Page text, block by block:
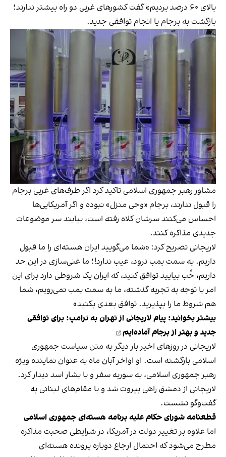
بالای ۶۰ درصد بردیم» گفت کشورهای غربی دو راه بیشتر ندارند؛
بازگشت به برجام یا انجام توافقی جدید.
مشاور رهبر جمهوری اسلامی تاکید کرد اگر طرف‌های غربی برجام
را قبول ندارند، برجام «وحی منزل» نبوده و اگر آمریکایی‌ها
احساس می‌کنند سرشان کلاه رفته است، بیایند سر موضوعات
جدیدی مذاکره کنند.
لاریجانی تصریح کرد: «شما می‌گویید ایران هسته‌ای را ما قبول
داریم. به سمت بمب نرود، عیب ندارد!؛ ما غنی‌سازی در این حد
داریم، خُب بیایید توافق کنید، که ایران یک شروطی دارد برای این
امر با توجه به تجربه‌ گذشته، ما به سمت بمب نمی‌رویم، شما
هم شروط ما را بپذیرید. توافق بعدی بکنید»
بیشتر بخوانید: پیام لاریجانی از تهران به ترامپ: برای توافقی
جدید و بهتر از برجام آماده‌ایم
لاریجانی در روزهای اخیر بار دیگر به متن سیاست جمهوری
اسلامی بازگشته است. او اواخر آبان ماه به عنوان نماینده ویژه
رهبر جمهوری اسلامی، به سوریه سفر و با بشار اسد دیدار کرد.
لاریجانی از دمشق راهی بیروت شد و با مقام‌های لبنانی به
گفت‌وگو نشست.
قطعنامه شورای حکام علیه برنامه هسته‌ای جمهوری اسلامی
اما علاوه بر تغییر دولت در آمریکا، در شرایطی صحبت‌ مذاکره
مطرح می‌شود که احتمال ارجاع دوباره پرونده هسته‌ای